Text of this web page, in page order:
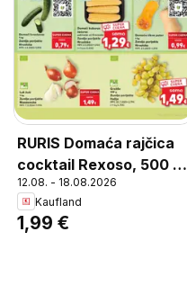
RURIS Domaća rajčica
cocktail Rexoso, 500 g,
Zemlja porijekla
Hrvatska, MPC
4.3.2026=2,49€, (=1 kg
12.08. - 18.08.2026
Kaufland
1,99 €